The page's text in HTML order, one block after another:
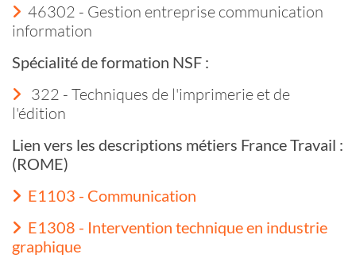
46302 - Gestion entreprise communication
information
Spécialité de formation NSF :
322 - Techniques de l'imprimerie et de
l'édition
Lien vers les descriptions métiers France Travail :
(ROME)
E1103 - Communication
E1308 - Intervention technique en industrie
graphique